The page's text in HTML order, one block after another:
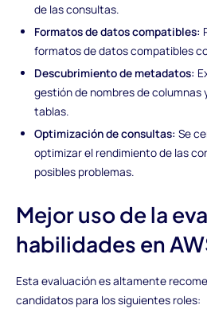
de las consultas.
Formatos de datos compatibles:
formatos de datos compatibles
Descubrimiento de metadatos:
gestión de nombres de
tablas.
Optimización de consultas: Se
optimizar el rendimiento de las
posibles problemas.
Mejor uso de la
habilidades en
Esta evaluación es altamente
candidatos para los siguientes roles: